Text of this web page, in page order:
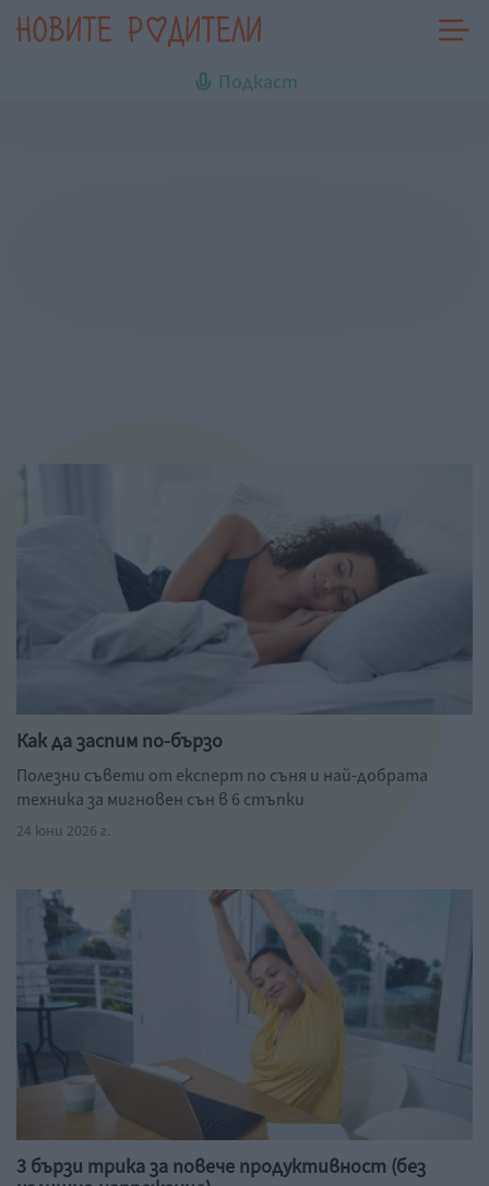
Подкаст
Как да заспим по-бързо
Полезни съвети от експерт по съня и най-добрата
техника за мигновен сън в 6 стъпки
24 юни 2026 г.
3 бързи трика за повече продуктивност (без